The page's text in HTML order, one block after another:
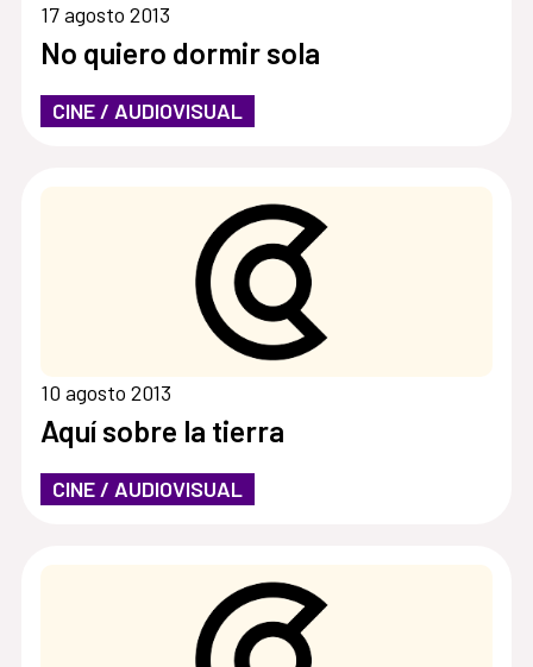
17 agosto 2013
No quiero dormir sola
CINE / AUDIOVISUAL
10 agosto 2013
Aquí sobre la tierra
CINE / AUDIOVISUAL